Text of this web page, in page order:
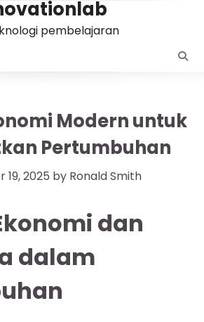
pembelajaran
Modern untuk
Pertumbuhan
2025 by Ronald Smith
dan
dalam